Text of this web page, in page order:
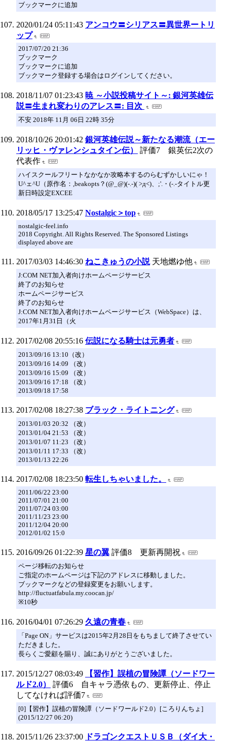
ブックマークに追加
2020/01/24 05:11:43 アンコウ〓シリアス〓異世界ートリ
ップ
2017/07/20 21:36
ブックマーク
ブックマークに追加
ブックマーク登録する場合はログインしてください。
2018/11/07 01:23:43 暁 ～小説投稿サイト～: 銀河英雄伝
説〓生まれ変わりのアレス〓: 目次
不安 2018年 11月 06日 22時 35分
2018/10/26 20:01:42 銀河英雄伝説～新たなる潮流（エー
リッヒ・ヴァレンシュタイン伝）
評価7 銀英伝2次の
代表作
ハイスクールフリートなかなか攻略本するのらむずかしいにゃ！
U^ェ^U（原作名：,beakopts？(@_@)(-.-)( >д<)、;'.・(-.-タイトル更
新日時設定EXCEE
2018/05/17 13:25:47 Nostalgic＞top
nostalgic-feel.info
2018 Copyright. All Rights Reserved. The Sponsored Listings
displayed above are
2017/03/03 14:46:30 ねこきゅうの小説 天地燃ゆ他
J:COM NET加入者向けホームページサービス
終了のお知らせ
ホームページサービス
終了のお知らせ
J:COM NET加入者向けホームページサービス（WebSpace）は、
2017年1月31日（火
2017/02/08 20:55:16 伝説になる騎士は元勇者
2013/09/16 13:10（改）
2013/09/16 14:09 （改）
2013/09/16 15:09 （改）
2013/09/16 17:18 （改）
2013/09/18 17:58
2017/02/08 18:27:38 ブラック・ライトニング
2013/01/03 20:32 （改）
2013/01/04 21:53 （改）
2013/01/07 11:23 （改）
2013/01/11 17:33 （改）
2013/01/13 22:26
2017/02/08 18:23:50 転生しちゃいました。
2011/06/22 23:00
2011/07/01 21:00
2011/07/24 03:00
2011/11/23 23:00
2011/12/04 20:00
2012/01/02 15:0
2016/09/26 01:22:39 星の翼 評価8 更新再開祝
ページ移転のお知らせ
ご指定のホームページは下記のアドレスに移動しました。
ブックマークなどの登録変更をお願いします。
http://fluctuatfabula.my.coocan.jp/
※10秒
2016/04/01 07:26:29 久遠の青春
「Page ON」サービスは2015年2月28日をもちまして終了させてい
ただきました。
長らくご愛顧を賜り、誠にありがとうございました。
2015/12/27 08:03:49
【習作】誤植の冒険譚（ソードワー
ルド2.0）
評価6 自キャラ憑依もの、更新停止、停止
してなければ評価7
[0]【習作】誤植の冒険譚（ソードワールド2.0）[ころりんちょ]
(2015/12/27 06:20)
2015/11/26 23:37:00
ドラゴンクエストＵＳＢ（ダイ大・